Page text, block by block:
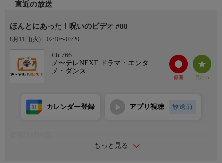
直近の放送
ほんとにあった！呪いのビデオ #88
8月11日(火) 02:10〜03:20
Ch.766
メ〜テレNEXT ドラマ・エンタ
メ・ダンス
もっと見る
カレンダー登録 アプリ視聴 放送前